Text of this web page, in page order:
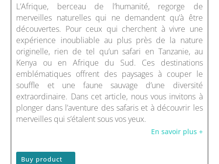
L’Afrique, berceau de l’humanité, regorge de
merveilles naturelles qui ne demandent qu’à être
découvertes. Pour ceux qui cherchent à vivre une
expérience inoubliable au plus près de la nature
originelle, rien de tel qu’un safari en Tanzanie, au
Kenya ou en Afrique du Sud. Ces destinations
emblématiques offrent des paysages à couper le
souffle et une faune sauvage d’une diversité
extraordinaire. Dans cet article, nous vous invitons à
plonger dans l’aventure des safaris et à découvrir les
merveilles qui s’étalent sous vos yeux.
En savoir plus +
Buy product